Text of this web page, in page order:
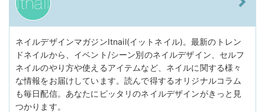
ネイルデザインマガジンItnail(イットネイル)。最新のトレン
ドネイルから、イベント/シーン別のネイルデザイン、セルフ
ネイルのやり方や使えるアイテムなど、ネイルに関する様々
な情報をお届けしています。読んで得するオリジナルコラム
も毎日配信。あなたにピッタリのネイルデザインがきっと見
つかります。